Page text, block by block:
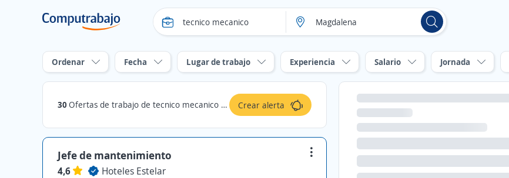
Ordenar Fecha Lugar de trabajo Experiencia Salario Jornada
30 Ofertas de trabajo de tecnico mecanico en Magdalena Crear alerta
Jefe de mantenimiento
4,6
Hoteles Estelar